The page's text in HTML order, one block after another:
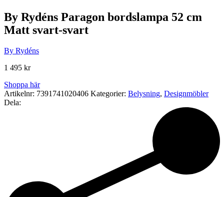
By Rydéns Paragon bordslampa 52 cm
Matt svart-svart
By Rydéns
1 495 kr
Shoppa här
Artikelnr: 7391741020406 Kategorier: Belysning, Designmöbler
Dela: